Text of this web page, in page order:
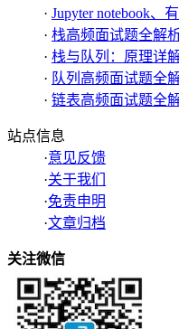
· Jupyter notebook、
· 栈高频面试题全解
· 栈与队列：原理详
· 队列高频面试题全
· 链表高频面试题全
站点信息
·意见反馈
·关于我们
·免责申明
·文章归档
关注微信